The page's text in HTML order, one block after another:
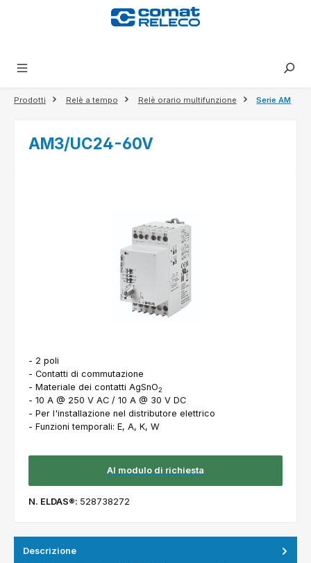
Prodotti Relè a tempo Relè orario multifunzione Serie AM
AM3/UC24-60V
- 2 poli
- Contatti di commutazione
- Materiale dei contatti AgSnO2
- 10 A @ 250 V AC / 10 A @ 30 V DC
- Per l'installazione nel distributore elettrico
- Funzioni temporali: E, A, K, W
Al modulo di richiesta
N. ELDAS®: 528738272
Descrizione